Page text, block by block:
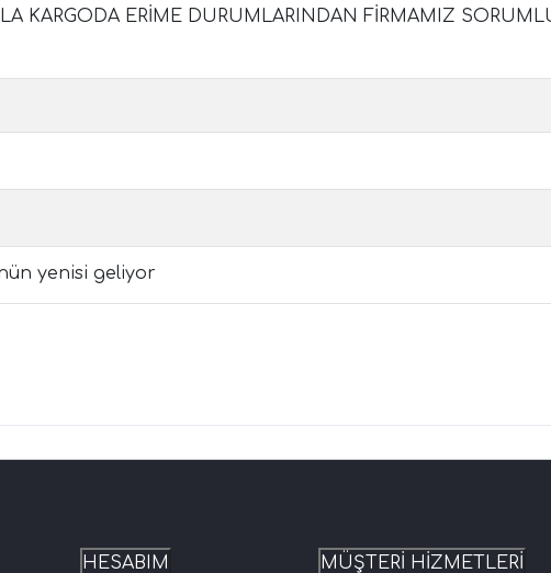
KARGODA ERİME DURUMLARINDAN FİRMAMIZ
yenisi geliyor
HESABIM MÜŞTERİ HİZMETLERİ